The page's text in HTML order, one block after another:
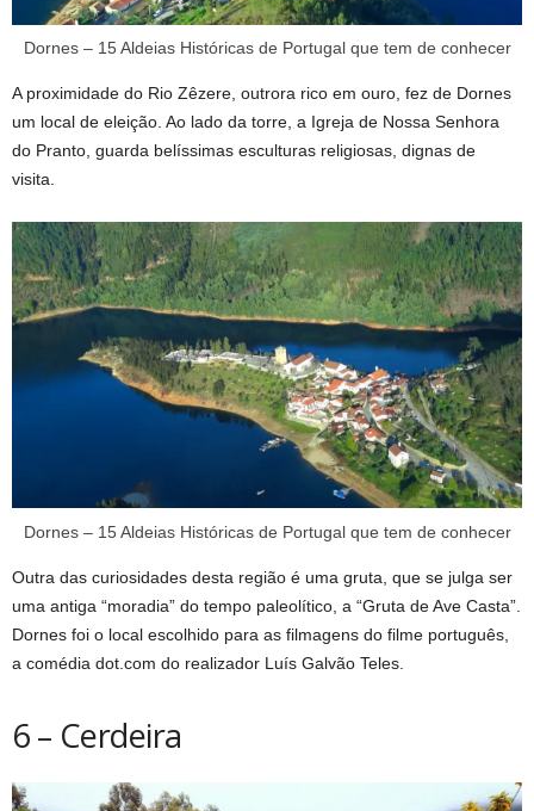
Dornes – 15 Aldeias Históricas de Portugal que tem de conhecer
A proximidade do Rio Zêzere, outrora rico em ouro, fez de Dornes
um local de eleição. Ao lado da torre, a Igreja de Nossa Senhora
do Pranto, guarda belíssimas esculturas religiosas, dignas de
visita.
Dornes – 15 Aldeias Históricas de Portugal que tem de conhecer
Outra das curiosidades desta região é uma gruta, que se julga ser
uma antiga “moradia” do tempo paleolítico, a “Gruta de Ave Casta”.
Dornes foi o local escolhido para as filmagens do filme português,
a comédia dot.com do realizador Luís Galvão Teles.
6 – Cerdeira